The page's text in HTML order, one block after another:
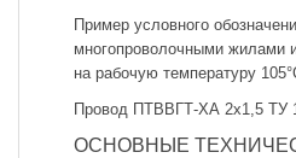
Пример условного
многопроволочными жилами
на рабочую температуру
Провод ПТВВГТ-ХА 2x1,5 ТУ
ОСНОВНЫЕ